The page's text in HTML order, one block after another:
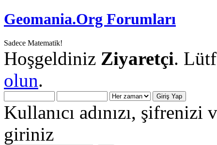
Geomania.Org Forumları
Sadece Matematik!
Hoşgeldiniz Ziyaretçi.
olun.
Kullanıcı adınızı,
giriniz